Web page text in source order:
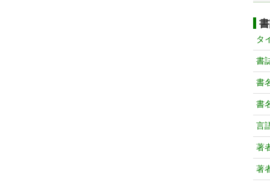
タ
書
書
書
言
著
著